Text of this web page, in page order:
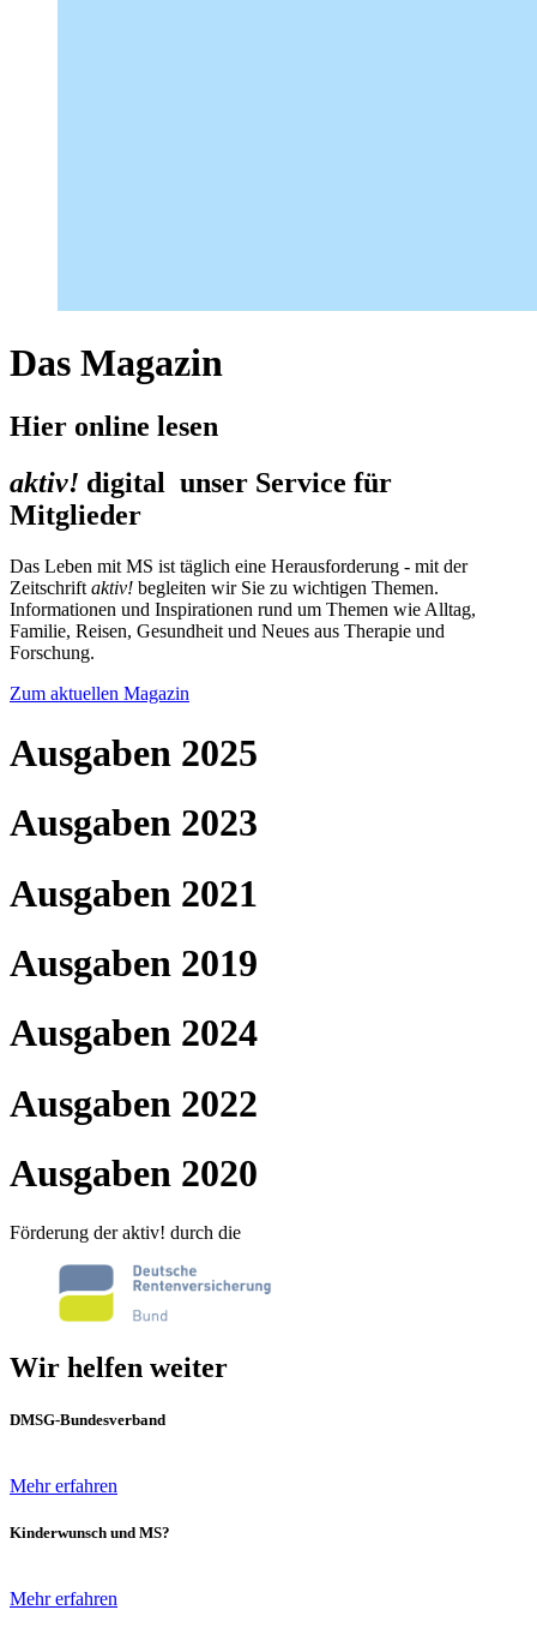
Das Magazin
Hier online lesen
aktiv! digital unser Service für
Mitglieder
Das Leben mit MS ist täglich eine Herausforderung - mit der
Zeitschrift aktiv! begleiten wir Sie zu wichtigen Themen.
Informationen und Inspirationen rund um Themen wie Alltag,
Familie, Reisen, Gesundheit und Neues aus Therapie und
Forschung.
Zum aktuellen Magazin
Ausgaben 2025
Ausgaben 2023
Ausgaben 2021
Ausgaben 2019
Ausgaben 2024
Ausgaben 2022
Ausgaben 2020
Förderung der aktiv! durch die
Wir helfen weiter
DMSG-Bundesverband
Mehr erfahren
Kinderwunsch und MS?
Mehr erfahren